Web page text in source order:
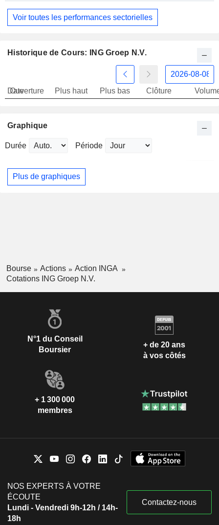
Voir toutes les performances sectorielles
Historique de Cours: ING Groep N.V.
Date
Ouverture Plus haut Plus bas Clôture
Graphique
Durée Période
Plus de graphiques
Bourse Actions
Action INGA
Cotations ING Groep N.V.
N°1 du Conseil
Boursier
+ de 20 ans
à vos côtés
+ 1 300 000
membres
NOS EXPERTS À VOTRE
ÉCOUTE
Lundi - Vendredi 9h-12h / 14h-
18h
Contactez-nous